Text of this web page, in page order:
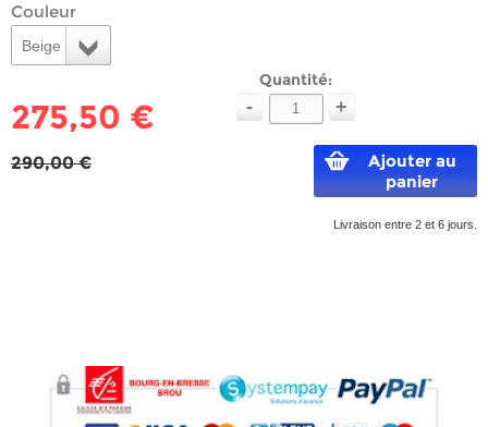
Couleur
Beige
275,50 €
290,00 €
Quantité:
- +
Ajouter au
panier
Livraison entre 2 et 6 jours.